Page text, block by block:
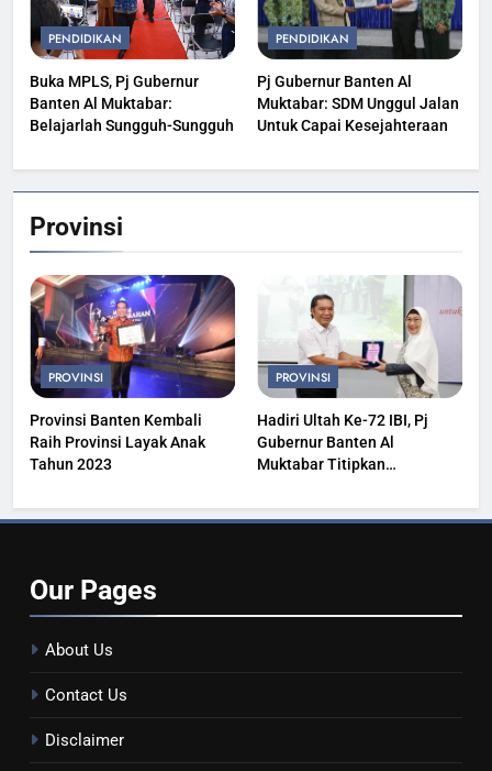
PENDIDIKAN
Buka MPLS, Pj Gubernur
Banten Al Muktabar:
Belajarlah Sungguh-Sungguh
PENDIDIKAN
Pj Gubernur Banten Al
Muktabar: SDM Unggul Jalan
Untuk Capai Kesejahteraan
Provinsi
PROVINSI
Provinsi Banten Kembali
Raih Provinsi Layak Anak
Tahun 2023
PROVINSI
Hadiri Ultah Ke-72 IBI, Pj
Gubernur Banten Al
Muktabar Titipkan
Our Pages
About Us
Contact Us
Disclaimer